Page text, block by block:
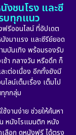
ชนโรง และซี
บทุกแนว
รีออนไลน์ ที่อัปเดต
งมาแรง และซีรีย์ยอด
มบันเทิง พร้อมรองรับ
ช้า กลางวัน หรือดึก ก็
ะต่อเนื่อง อีกทั้งยังมี
ลน์เต็มเรื่อง เต็มไป
กกลุ่ม
งานง่าย ช่วยให้ค้นหา
หนังโรแมนติก หนัง
ลือก ดูหนังฟรี ได้ตรง